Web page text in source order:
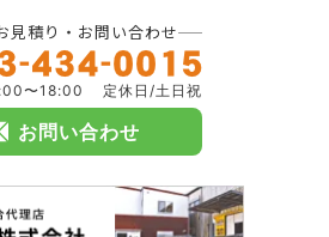
見積り・お問い合わせ
〜18:00 定休日/土日祝
お問い合わせ